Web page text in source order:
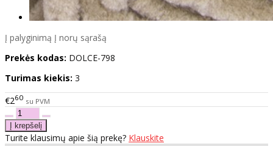
Į palyginimą Į norų sąrašą
Prekės kodas: DOLCE-798
Turimas kiekis: 3
€260 su PVM
Turite klausimų apie šią prekę? Klauskite